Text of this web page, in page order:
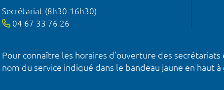
Secrétariat (8h30-16h30)
04 67 33 76 26
Pour connaître les horaires d’ouverture des
nom du service indiqué dans le bandeau jaune en haut à